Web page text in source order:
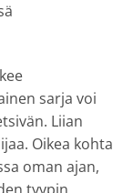
sarja voi
Liian
Oikea kohta
oman ajan,